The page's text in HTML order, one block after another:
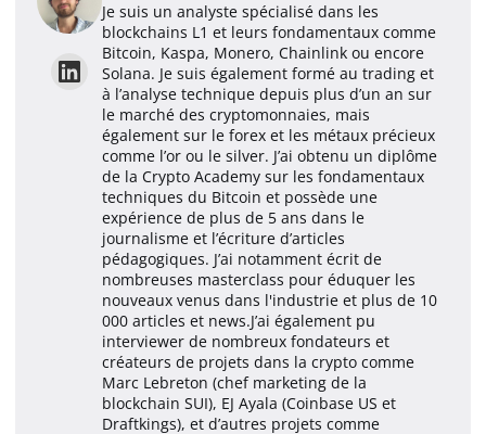
Je suis un analyste spécialisé dans les
blockchains L1 et leurs fondamentaux comme
Bitcoin, Kaspa, Monero, Chainlink ou encore
Solana. Je suis également formé au trading et
à l’analyse technique depuis plus d’un an sur
le marché des cryptomonnaies, mais
également sur le forex et les métaux précieux
comme l’or ou le silver. J’ai obtenu un diplôme
de la Crypto Academy sur les fondamentaux
techniques du Bitcoin et possède une
expérience de plus de 5 ans dans le
journalisme et l’écriture d’articles
pédagogiques. J’ai notamment écrit de
nombreuses masterclass pour éduquer les
nouveaux venus dans l'industrie et plus de 10
000 articles et news.J’ai également pu
interviewer de nombreux fondateurs et
créateurs de projets dans la crypto comme
Marc Lebreton (chef marketing de la
blockchain SUI), EJ Ayala (Coinbase US et
Draftkings), et d’autres projets comme